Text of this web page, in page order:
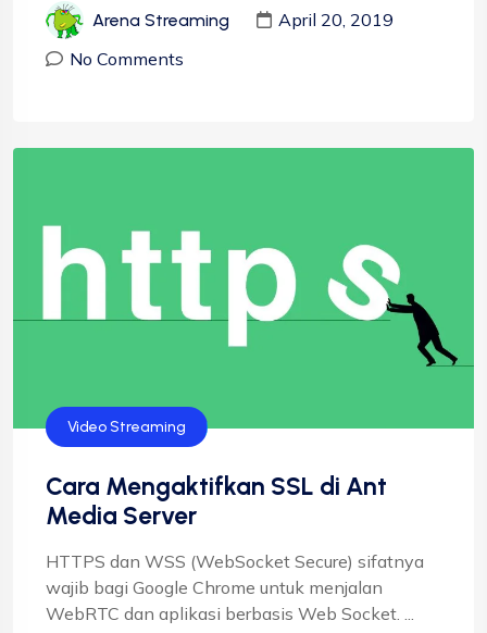
Arena Streaming
April 20, 2019
No Comments
Video Streaming
Cara Mengaktifkan SSL di Ant
Media Server
HTTPS dan WSS (WebSocket Secure) sifatnya
wajib bagi Google Chrome untuk menjalan
WebRTC dan aplikasi berbasis Web Socket. ...